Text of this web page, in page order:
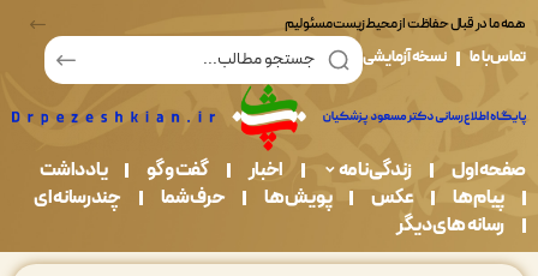
قبال حفاظت از محیط زیست مسئولیم
نسخه آزمایشی
زندگی نامه اخبار گفت و گو
یادداشت
ها
عکس پویش ها حرف شما
چندرسانه ای
های دیگر